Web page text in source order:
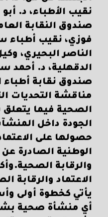
نقيب الأطباء، د.
صندوق النقابة
فوزي، نقيب أطباء
الناصر البحيري،
الدقهلية، د. أحمد
صندوق نقابة أطباء
مناقشة التحديات
الصحية فيما يتعلق
الجودة داخل
حصولها على
الوطنية الصادرة عن
والرقابة
الاعتماد والرقابة
يأتي كخطوة أولى
أي منشأة صحية